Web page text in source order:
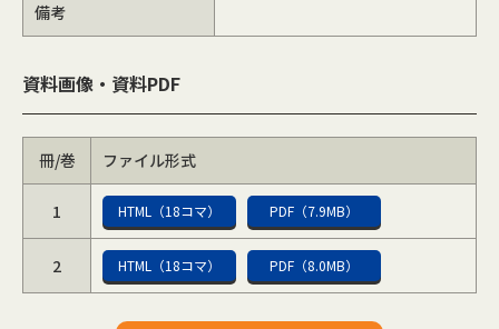
備考
資料画像・資料PDF
冊/巻 ファイル形式
1 HTML（18コマ） PDF（7.9MB）
2 HTML（18コマ） PDF（8.0MB）